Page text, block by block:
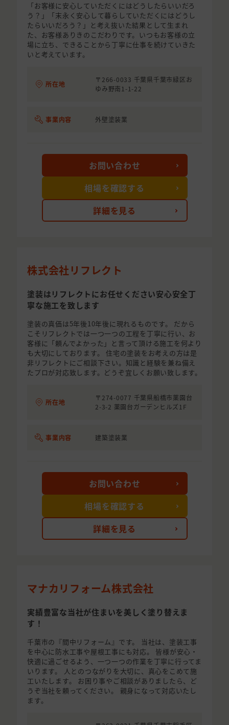
「お客様に安心していただくにはどうしたらいいだろ
う？」「末永く安心して暮らしていただくにはどうし
たらいいだろう？」と考え抜いた結果として生まれ
た、お客様ありきのこだわりです。いつもお客様の立
場に立ち、できることから丁寧に仕事を続けていきた
いと考えています。
所在地
〒266-0033 千葉県千葉市緑区お
ゆみ野南1-1-22
事業内容 外壁塗装業
詳細を見る
お問い合わせ
相場を確認する
株式会社リフレクト
塗装はリフレクトにお任せください安心安全丁
寧な施工を致します
塗装の真価は5年後10年後に現れるものです。 だから
こそリフレクトでは一つ一つの工程を丁寧に行い、お
客様に「頼んでよかった」と言って頂ける施工を何より
も大切にしております。 住宅の塗装をお考えの方は是
非リフレクトにご相談下さい。知識と経験を兼ね備え
たプロが対応致します。どうぞ宜しくお願い致します。
所在地
〒274-0077 千葉県船橋市薬園台
2-3-2 薬園台ガーデンヒルズ1F
事業内容 建築塗装業
詳細を見る
お問い合わせ
相場を確認する
マナカリフォーム株式会社
実績豊富な当社が住まいを美しく塗り替えま
す！
千葉市の『間中リフォーム』です。 当社は、塗装工事
を中心に防水工事や屋根工事にも対応。 皆様が安心・
快適に過ごせるよう、一つ一つの作業を丁寧に行ってま
いります。 人とのつながりを大切に、真心をこめて施
工いたします。 お困り事やご相談がありましたら、ど
うぞ当社を頼ってください。 親身になって対応いたし
ます。